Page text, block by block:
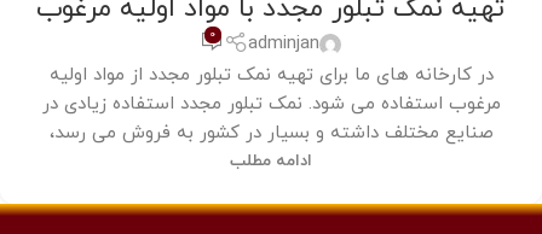
تهیه نمک تبلور مجدد با مواد اولیه مرغوب
adminjan
0
در کارخانه های ما برای تهیه نمک تبلور مجدد از مواد اولیه
مرغوب استفاده می شود. نمک تبلور مجدد استفاده زیادی در
صنایع مختلف داشته و بسیار در کشور به فروش می رسد،
ادامه مطلب